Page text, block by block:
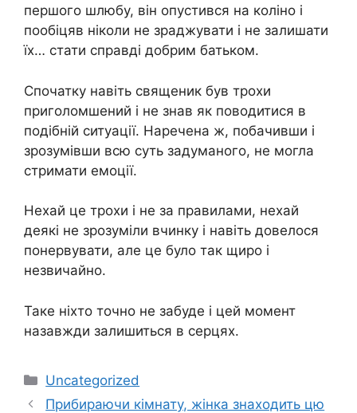
першого шлюбу, він опустився на коліно і
пообіцяв ніколи не зраджувати і не залишати
їх… стати справді добрим батьком.
Спочатку навіть священик був трохи
приголомшений і не знав як поводитися в
подібній ситуації. Наречена ж, побачивши і
зрозумівши всю суть задуманого, не могла
стримати емоції.
Нехай це трохи і не за правилами, нехай
деякі не зрозуміли вчинку і навіть довелося
понервувати, але це було так щиро і
незвичайно.
Таке ніхто точно не забуде і цей момент
назавжди залишиться в серцях.
Категорії
Uncategorized
Прибираючи кімнату, жінка знаходить цю